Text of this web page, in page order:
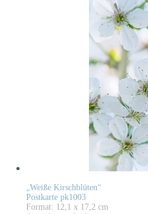
„Weiße Kirschblüten“
Postkarte pk1003
Format: 12,1 x 17,2 cm